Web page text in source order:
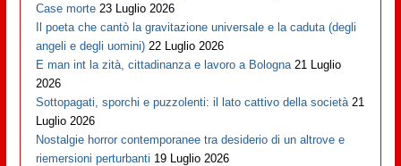
Case morte 23 Luglio 2026
Il poeta che cantò la gravitazione universale e la caduta (degli
angeli e degli uomini) 22 Luglio 2026
E man int la zità, cittadinanza e lavoro a Bologna 21 Luglio
2026
Sottopagati, sporchi e puzzolenti: il lato cattivo della società 21
Luglio 2026
Nostalgie horror contemporanee tra desiderio di un altrove e
riemersioni perturbanti 19 Luglio 2026